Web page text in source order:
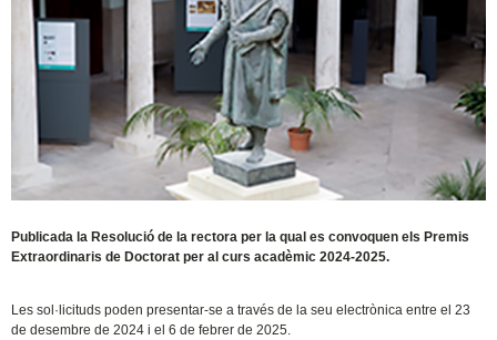
Publicada la Resolució de la rectora per la qual es convoquen els Premis
Extraordinaris de Doctorat per al curs acadèmic 2024-2025.
Les sol·licituds poden presentar-se a través de la seu electrònica entre el 23
de desembre de 2024 i el 6 de febrer de 2025.